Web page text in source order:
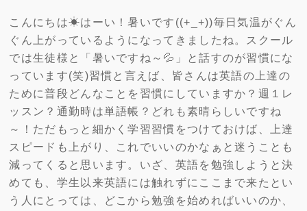
こんにちは☀はーい！暑いです((+_+))毎日気温がぐん
ぐん上がっているようになってきましたね。スクール
では生徒様と「暑いですね～💦」と話すのが習慣にな
っています(笑)習慣と言えば、皆さんは英語の上達の
ために普段どんなことを習慣にしていますか？週１レ
ッスン？通勤時は単語帳？どれも素晴らしいですね
～！ただもっと細かく学習習慣をつけておけば、上達
スピードも上がり、これでいいのかなぁと迷うことも
減ってくると思います。いざ、英語を勉強しようと決
めても、学生以来英語には触れずにここまで来たとい
う人にとっては、どこから勉強を始めればいいのか、